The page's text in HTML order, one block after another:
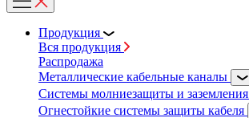
Продукция
Вся продукция
Распродажа
Металлические кабельные каналы
Системы молниезащиты и заземления
Огнестойкие системы защиты кабеля